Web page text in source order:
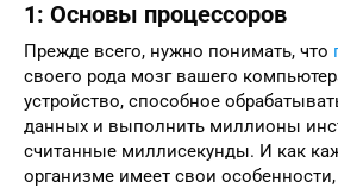
1: Основы процессоров
Прежде всего, нужно понимать, что
своего рода мозг вашего
устройство, способное
данных и выполнить миллионы
считанные миллисекунды. И как
организме имеет свои